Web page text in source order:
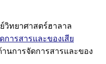
วิทยาศาสตร์ฮาลาล
การสารและของเสีย
นการจัดการสารและของ